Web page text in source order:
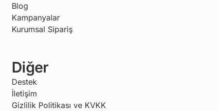
Blog
Kampanyalar
Kurumsal Sipariş
Diğer
Destek
İletişim
Gizlilik Politikası ve KVKK